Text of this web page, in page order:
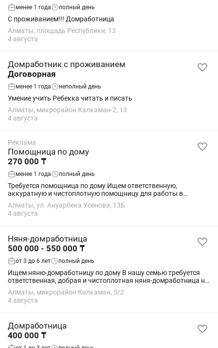
менее 1 года полный день
С проживанием!!! Домработница
Алматы, площадь Республики, 13
4 августа
Домработник с проживанием
Договорная
менее 1 года неполный день
Умение учить Ребекка читать и писать
Алматы, микрорайон Калкаман-2, 13
4 августа
Реклама
Помощница по дому
270 000 ₸
менее 1 года полный день
Требуется помощница по дому Ищем ответственную,
аккуратную и чистоплотную помощницу для работы в
частном доме. Обязанности: уборка частного дома; стирка;
глажка белья; поддержание чистоты и...
Алматы, ул. Ануарбека Усенова, 13Б
4 августа
Няня-домработница
500 000 - 550 000 ₸
от 3 до 6 лет полный день
Ищем няню-домработницу по дому В нашу семью требуется
ответственная, добрая и чистоплотная няня-домработница на
долгосрочную работу. График работы: 6/1, 7:30-19:30, иногда
по вечерам возможны...
Алматы, микрорайон Калкаман, 5/2
4 августа
Домработница
400 000 ₸